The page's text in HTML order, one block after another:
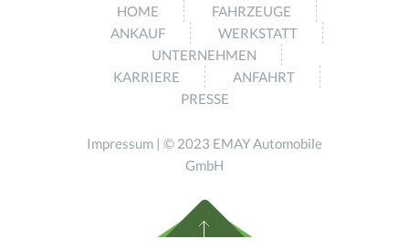
HOME
FAHRZEUGE
ANKAUF
WERKSTATT
UNTERNEHMEN
KARRIERE
ANFAHRT
PRESSE
Impressum | © 2023 EMAY Automobile
GmbH